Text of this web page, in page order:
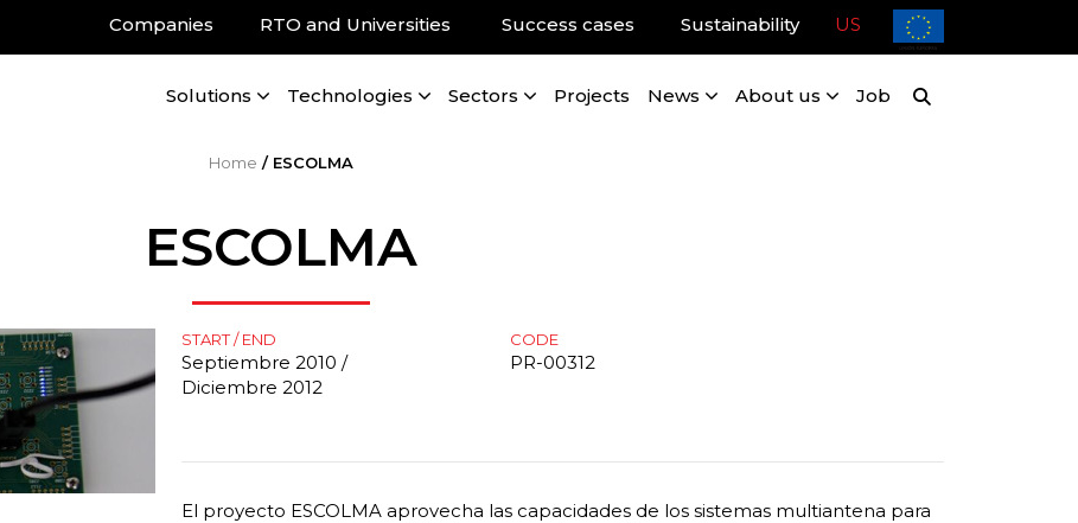
Companies RTO and Universities Success cases Sustainability US
Solutions Technologies Sectors Projects News About us Job
Home / ESCOLMA
ESCOLMA
START / END
Septiembre 2010 /
Diciembre 2012
CODE
PR-00312
El proyecto ESCOLMA aprovecha las capacidades de los sistemas multiantena para